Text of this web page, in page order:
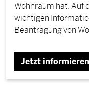
Wohnraum hat. Auf
wichtigen
Beantragung von
Jetzt informieren